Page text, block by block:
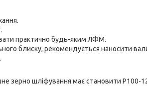
практично будь-яким ЛФМ.
блиску, рекомендується наносити
зерно шліфування має становити Р100-